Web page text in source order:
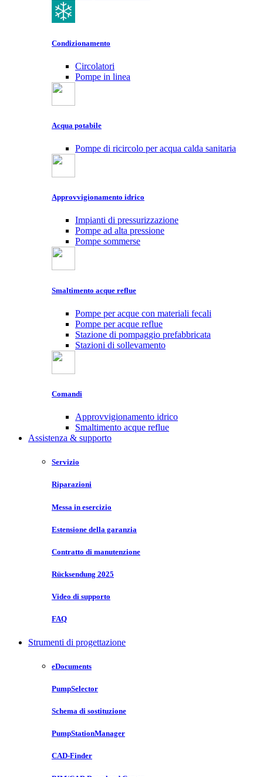
Condizionamento
Circolatori
Pompe in linea
Acqua potabile
Pompe di ricircolo per acqua calda sanitaria
Approvvigionamento idrico
Impianti di pressurizzazione
Pompe ad alta pressione
Pompe sommerse
Smaltimento acque reflue
Pompe per acque con materiali fecali
Pompe per acque reflue
Stazione di pompaggio prefabbricata
Stazioni di sollevamento
Comandi
Approvvigionamento idrico
Smaltimento acque reflue
Assistenza & supporto
Servizio
Riparazioni
Messa in esercizio
Estensione della garanzia
Contratto di manutenzione
Rücksendung 2025
Video di supporto
FAQ
Strumenti di progettazione
eDocuments
PumpSelector
Schema di sostituzione
PumpStationManager
CAD-Finder